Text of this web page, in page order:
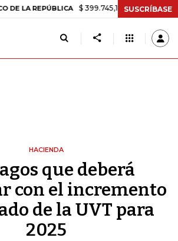
$ 399.745,16 +$ 2.295,71 +0,58%
SUSCRÍBASE
HACIENDA
que deberá
con el incremento
de la UVT para
2025